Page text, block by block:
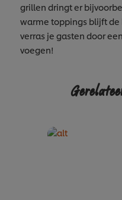
grillen dringt er
warme toppings blijft de
verras je gasten door
voegen!